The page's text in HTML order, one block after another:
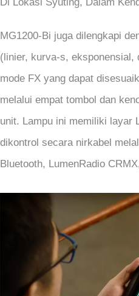
MG1200-Bi juga dilengkapi
(linier, kurva-s, eksponensial,
mode FX yang dapat
melalui empat tombol dan
unit. Lampu ini memiliki layar
dikontrol secara nirkabel
Bluetooth, LumenRadio